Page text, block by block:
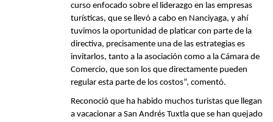
curso enfocado sobre el liderazgo en las empresas
turísticas, que se llevó a cabo en Nanciyaga, y ahí
tuvimos la oportunidad de platicar con parte de la
directiva, precisamente una de las estrategias es
invitarlos, tanto a la asociación como a la Cámara de
Comercio, que son los que directamente pueden
regular esta parte de los costos”, comentó.
Reconoció que ha habido muchos turistas que llegan
a vacacionar a San Andrés Tuxtla que se han quejado